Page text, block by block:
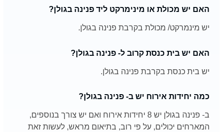
האם יש מכולת או מינימרקט ליד פנינה בגולן?
יש מינמרקט/ מכולת בקרבת פנינה בגולן.
האם יש בית כנסת קרוב ל- פנינה בגולן?
יש בית כנסת בקרבת פנינה בגולן.
כמה יחידות אירוח יש ב- פנינה בגולן?
ב- פנינה בגולן יש 8 יחידות אירוח ואם יש צורך בנוספים,
המארחים יכולים, על פי רוב, בתיאום מראש, לעשות זאת